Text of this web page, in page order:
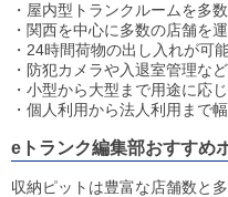
・屋内型トランクルームを多
・関西を中心に多数の店舗を
・24時間荷物の出し入れが可
・防犯カメラや入退室管理な
・小型から大型まで用途に応
・個人利用から法人利用まで
eトランク編集部おすすめ
収納ピットは豊富な店舗数と